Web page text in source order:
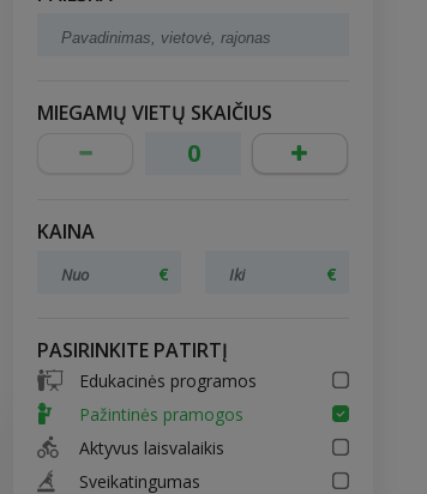
MIEGAMŲ VIETŲ SKAIČIUS
KAINA
PASIRINKITE PATIRTĮ
Edukacinės programos
Pažintinės pramogos
Aktyvus laisvalaikis
Sveikatingumas